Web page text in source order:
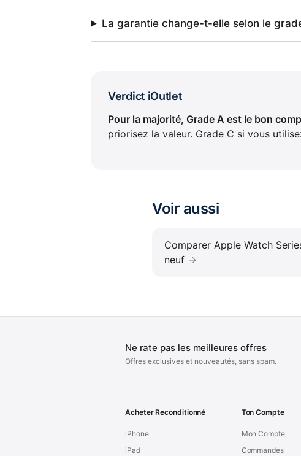
La garantie change-t-elle selon le
Verdict iOutlet
Pour la majorité, Grade A est le bon
priorisez la valeur. Grade C si vous
Voir aussi
Comparer Apple Watch
neuf
Ne rate pas les meilleures offres
Offres exclusives et nouveautés, sans spam.
Acheter Reconditionné
iPhone
iPad
Ton Compte
Mon Compte
Commandes